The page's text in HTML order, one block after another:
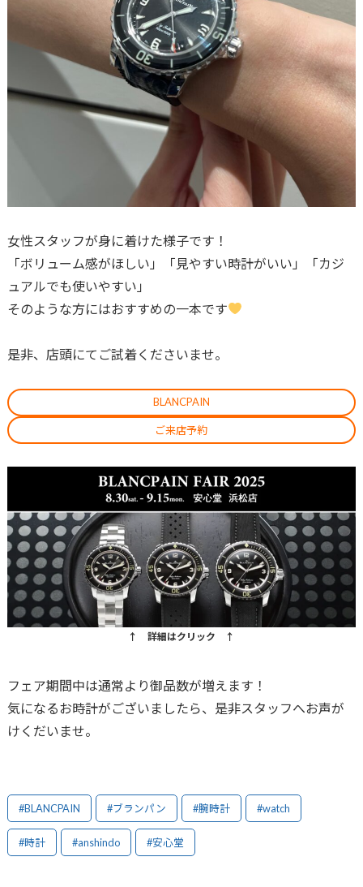
女性スタッフが身に着けた様子です！
「ボリューム感がほしい」「見やすい時計がいい」「カジ
ュアルでも使いやすい」
そのような方にはおすすめの一本です
是非、店頭にてご試着くださいませ。
BLANCPAIN
ご来店予約
↑ 詳細はクリック ↑
フェア期間中は通常より御品数が増えます！
気になるお時計がございましたら、是非スタッフへお声が
けくだいませ。
#BLANCPAIN #ブランパン #腕時計 #watch
#時計 #anshindo #安心堂